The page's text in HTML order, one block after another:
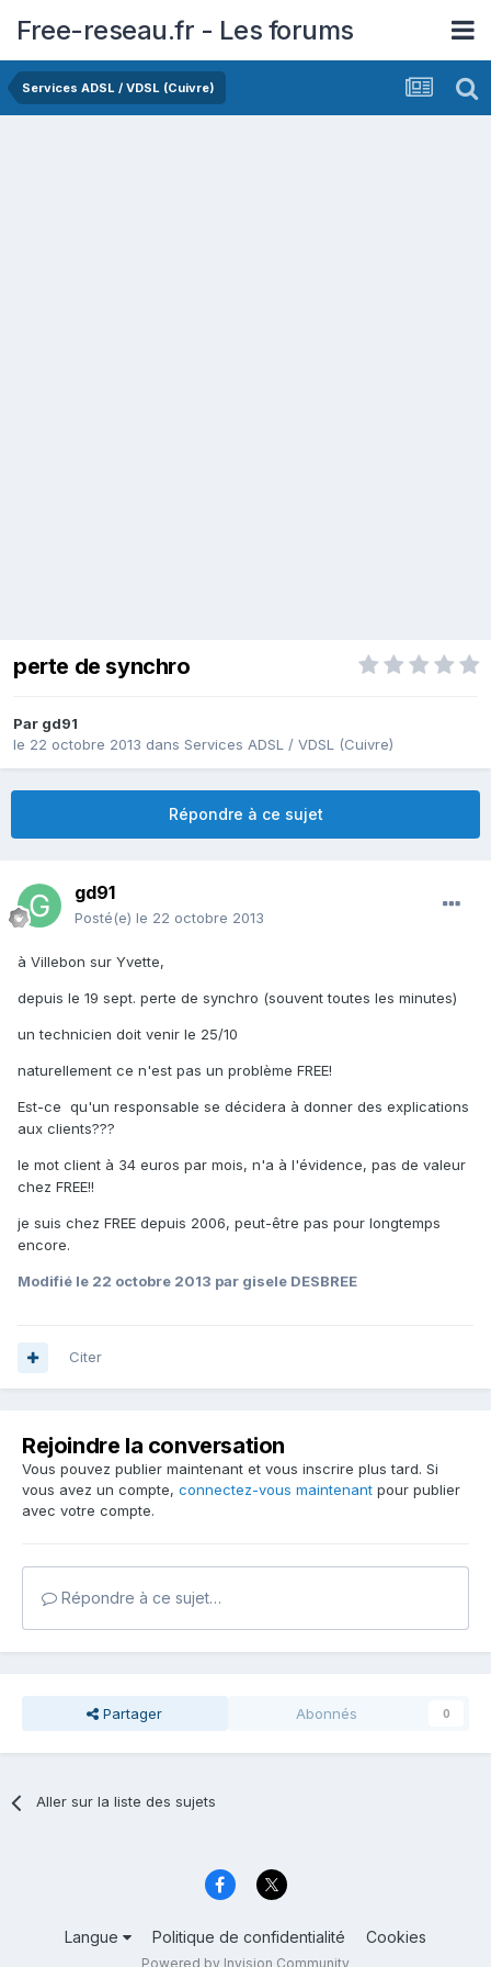
Free-reseau.fr - Les forums
Services ADSL / VDSL (Cuivre)
perte de synchro
Par gd91
le 22 octobre 2013 dans Services ADSL / VDSL (Cuivre)
Répondre à ce sujet
gd91
Posté(e) le 22 octobre 2013
à Villebon sur Yvette,
depuis le 19 sept. perte de synchro (souvent toutes les minutes)
un technicien doit venir le 25/10
naturellement ce n'est pas un problème FREE!
Est-ce qu'un responsable se décidera à donner des explications
aux clients???
le mot client à 34 euros par mois, n'a à l'évidence, pas de valeur
chez FREE!!
je suis chez FREE depuis 2006, peut-être pas pour longtemps
encore.
Modifié le 22 octobre 2013 par gisele DESBREE
Citer
Rejoindre la conversation
Vous pouvez publier maintenant et vous inscrire plus tard. Si
vous avez un compte, connectez-vous maintenant pour publier
avec votre compte.
Répondre à ce sujet…
Partager Abonnés 0
Aller sur la liste des sujets
Langue Politique de confidentialité Cookies
Powered by Invision Community